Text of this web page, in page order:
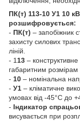
ПК(т) 113-10 У1 10
розшифровується:
- ПК(т) – запобіжник
захисту силових
ліній.
- 113 –
габаритним розмірам
- 10 – номінальна
- У1 – кліматичне
умовах від -45°C до
- Індикатор
висувається при